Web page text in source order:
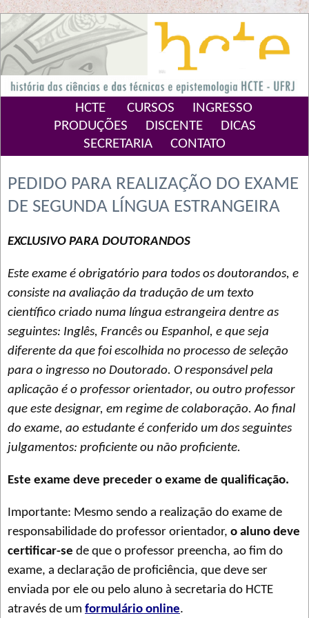
HCTE CURSOS
INGRESSO
PRODUÇÕES
DISCENTE
DICAS
SECRETARIA
CONTATO
PEDIDO PARA REALIZAÇÃO DO EXAME
DE SEGUNDA LÍNGUA ESTRANGEIRA
EXCLUSIVO PARA DOUTORANDOS
Este exame é obrigatório para todos os doutorandos, e
consiste na avaliação da tradução de um texto
científico criado numa língua estrangeira dentre as
seguintes: Inglês, Francês ou Espanhol, e que seja
diferente da que foi escolhida no processo de seleção
para o ingresso no Doutorado. O responsável pela
aplicação é o professor orientador, ou outro professor
que este designar, em regime de colaboração. Ao final
do exame, ao estudante é conferido um dos seguintes
julgamentos: proficiente ou não proficiente.
Este exame deve preceder o exame de qualificação.
Importante: Mesmo sendo a realização do exame de
responsabilidade do professor orientador, o aluno deve
certificar-se de que o professor preencha, ao fim do
exame, a declaração de proficiência, que deve ser
enviada por ele ou pelo aluno à secretaria do HCTE
através de um formulário online.